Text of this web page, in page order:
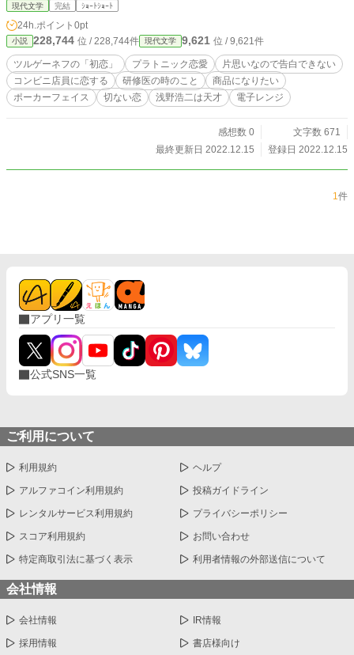
現代文学 完結 ｼｮｰﾄｼｮｰﾄ
24h.ポイント 0pt
小説 228,744 位 / 228,744件 現代文学 9,621 位 / 9,621件
ツルゲーネフの「初恋」 プラトニック恋愛
片思いなので告白できない
コンビニ店員に恋する
研修医の時のこと
商品になりたい
ポーカーフェイス
切ない恋 浅野浩二は天才 電子レンジ
感想数 0
文字数 671
最終更新日 2022.12.15
登録日 2022.12.15
1件
アプリ一覧
公式SNS一覧
ご利用について
利用規約 ヘルプ
アルファコイン利用規約 投稿ガイドライン
レンタルサービス利用規約 プライバシーポリシー
スコア利用規約 お問い合わせ
特定商取引法に基づく表示 利用者情報の外部送信について
会社情報
会社情報 IR情報
採用情報 書店様向け